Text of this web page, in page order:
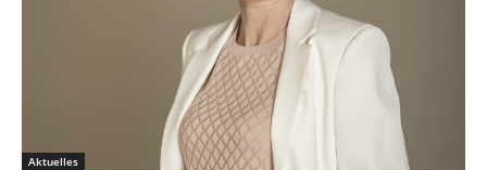
Aktuelles